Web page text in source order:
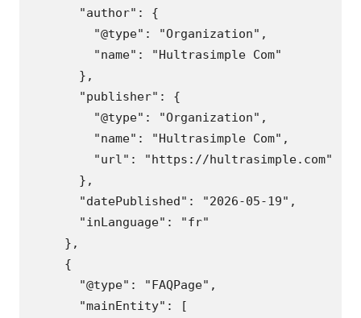
"author" :
{
"@type" : "Organization" ,
"name" :
"Hultrasimple Com"
},
"publisher" :
{
"@type" : "Organization" ,
"name" : "Hultrasimple Com" ,
"url" :
"https://hultrasimple.com"
},
"datePublished" : "2026-05-19" ,
"inLanguage" :
"fr"
},
{
"@type" : "FAQPage" ,
"mainEntity" :
[